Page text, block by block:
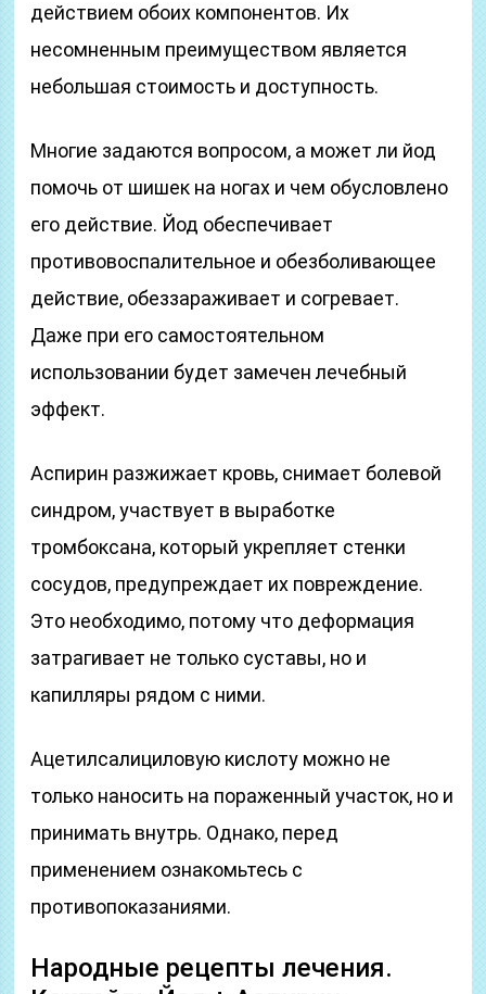
действием обоих компонентов. Их
несомненным преимуществом является
небольшая стоимость и доступность.
Многие задаются вопросом, а может ли йод
помочь от шишек на ногах и чем обусловлено
его действие. Йод обеспечивает
противовоспалительное и обезболивающее
действие, обеззараживает и согревает.
Даже при его самостоятельном
использовании будет замечен лечебный
эффект.
Аспирин разжижает кровь, снимает болевой
синдром, участвует в выработке
тромбоксана, который укрепляет стенки
сосудов, предупреждает их повреждение.
Это необходимо, потому что деформация
затрагивает не только суставы, но и
капилляры рядом с ними.
Ацетилсалициловую кислоту можно не
только наносить на пораженный участок, но и
принимать внутрь. Однако, перед
применением ознакомьтесь с
противопоказаниями.
Народные рецепты лечения.